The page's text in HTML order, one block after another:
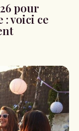
pour
: voici ce